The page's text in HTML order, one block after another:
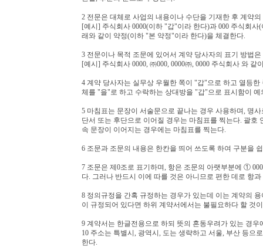
2 전문은 대체로 사업의 내용이나 수단을 기재한 후 계약
[예시] 주식회사 0000(이하 "갑"이라 한다)과 000 주식회
래와 같이 약정(이하 "본 약정"이라 한다)을 체결한다.
3 전문이나 목적 조문에 있어서 계약 당사자의 표기 방법
[예시] 주식회사 0000, ㈜000, 0000㈜, 0000 주식회사 와
4 계약 당사자는 실무상 우월한 쪽이 "갑"으로 하고 열등
체를 "을"로 하고 수락하는 상대방을 "갑"으로 표시함이 예
5 마침표는 문장이 서술문으로 끝나는 경우 사용하며, 명
단서 또는 후단으로 이어질 경우는 마침표를 찍는다. 괄
속 문장이 이어지는 경우에는 마침표를 찍는다.
6 조문과 조문의 내용은 한칸을 띄어 쓰도록 하여 구분을
7 조문은 제0조로 표기하며, 항은 조문의 아랫부분에 ①
다. 그러나 반드시 이에 따를 것은 아니므로 편한 데로 항
8 정의규정을 간혹 규정하는 경우가 있는데 이는 계약의
이 규정되어 있다면 하위 계약서에서는 불필요하다 할 것
9 계약서는 한글전용으로 하되 뜻의 혼동우려가 있는 경우
10 주소는 특별시, 광역시, 도는 생략하고 서울, 부산 등으
한다.